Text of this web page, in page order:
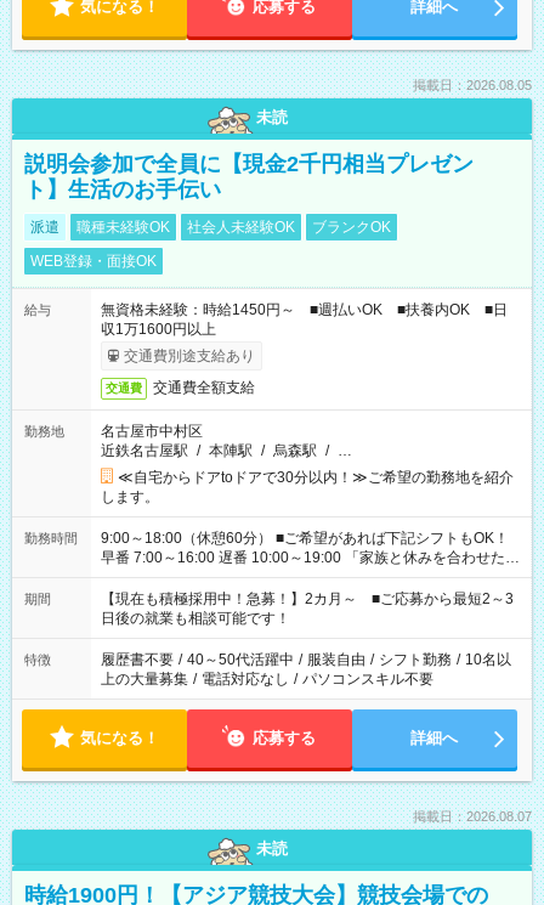
気になる！ 応募する 詳細へ
掲載日：2026.08.05
未読
説明会参加で全員に【現金2千円相当プレゼン
ト】生活のお手伝い
派遣 職種未経験OK 社会人未経験OK
ブランクOK
WEB登録・面接OK
給与
無資格未経験：時給1450円～ ■週払いOK ■扶養内OK ■日
収1万1600円以上
交通費別途支給あり
交通費 交通費全額支給
勤務地
名古屋市中村区
近鉄名古屋駅 / 本陣駅 / 烏森駅 / …
≪自宅からドアtoドアで30分以内！≫ご希望の勤務地を紹介
します。
勤務時間
9:00～18:00（休憩60分） ■ご希望があれば下記シフトもOK！
早番 7:00～16:00 遅番 10:00～19:00 「家族と休みを合わせた
い」 「余裕を持って夕飯の準備がしたい」 「できれば残業はし
たくない」 など、ご希望を教えてくださいね。 ※Wワーク希望
の方へ 今ご覧のお仕事で希望する勤務時間と、もう1つのお仕事
の勤務時間。 合計で週40時間を超える場合は応募できません。
期間
【現在も積極採用中！急募！】2カ月～ ■ご応募から最短2～3
日後の就業も相談可能です！
特徴 履歴書不要 / 40～50代活躍中 / 服装自由 / シフト勤務 / 10名以
上の大量募集 / 電話対応なし / パソコンスキル不要
気になる！ 応募する 詳細へ
掲載日：2026.08.07
未読
時給1900円！【アジア競技大会】競技会場での